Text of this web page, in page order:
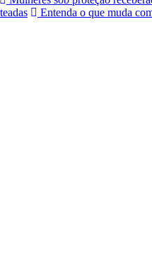
Entenda o que muda